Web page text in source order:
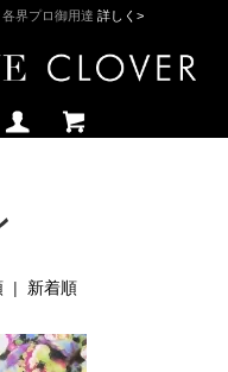
界プロ御用達 詳しく>
| 新着順